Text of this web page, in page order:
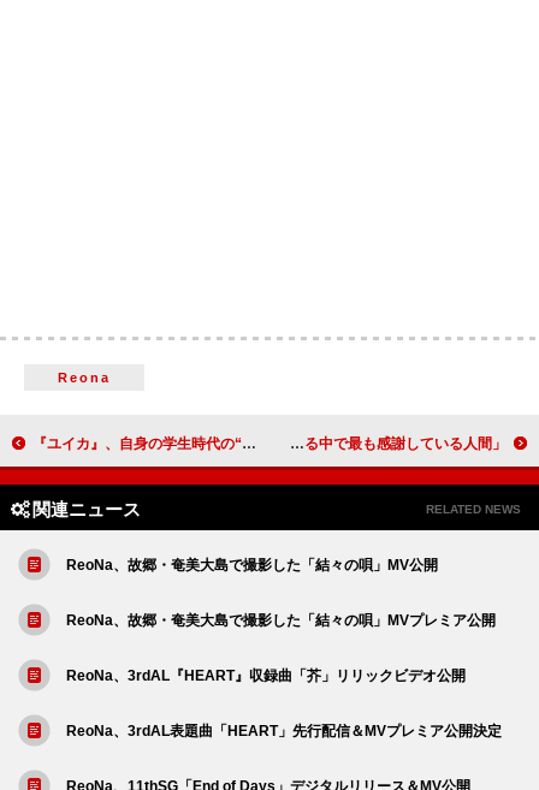
Reona
『ユイカ』、自身の学生時代の“リア友”も出演の新曲「青春は見えない」MV公開 アリアナ・グランデ、10曲目の米ビルボード“Hot 100”1位を獲得しファンに感謝「生きている中で最も感謝している人間」
関連ニュース RELATED NEWS
ReoNa、故郷・奄美大島で撮影した「結々の唄」MV公開
ReoNa、故郷・奄美大島で撮影した「結々の唄」MVプレミア公開
ReoNa、3rdAL『HEART』収録曲「芥」リリックビデオ公開
ReoNa、3rdAL表題曲「HEART」先行配信＆MVプレミア公開決定
ReoNa、11thSG「End of Days」デジタルリリース＆MV公開